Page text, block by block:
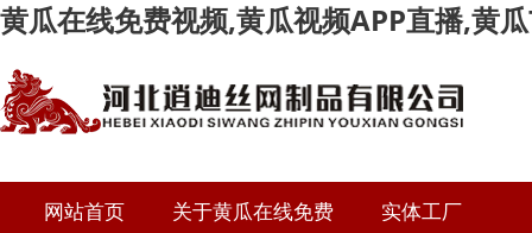
黄瓜在线免费视频,黄瓜视频APP直播,黄
网站首页 关于黄瓜在线免费 实体工厂